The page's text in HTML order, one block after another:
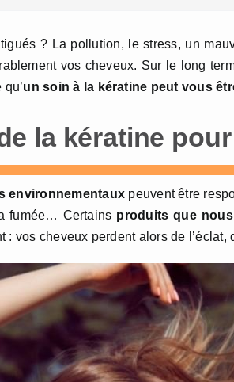
? La pollution, le stress, un
vos cheveux. Sur le long
un soin à la kératine peut vous
la kératine
environnementaux peuvent être
fumée… Certains produits que
: vos cheveux perdent alors de l’éclat,